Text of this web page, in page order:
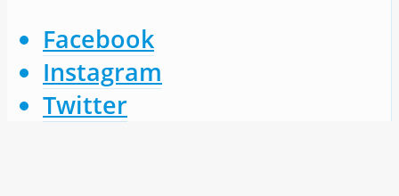
Facebook
Instagram
Twitter